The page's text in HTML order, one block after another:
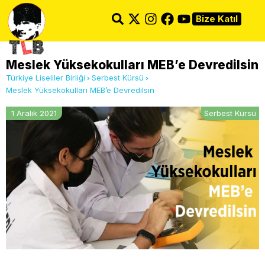
Bize Katıl
Meslek Yüksekokulları MEB’e Devredilsin
Türkiye Liseliler Birliği
Serbest Kürsü
Meslek Yüksekokulları MEB’e Devredilsin
1 Aralık 2021 Serbest Kürsü